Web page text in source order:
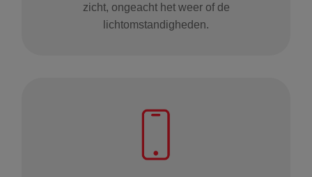
zicht, ongeacht het weer of de
lichtomstandigheden.